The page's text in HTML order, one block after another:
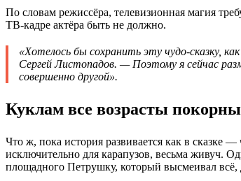
По словам режиссёра, телевизионная магия
ТВ-кадре актёра быть не должно.
«Хотелось бы сохранить эту чудо-сказку,
Сергей Листопадов. — Поэтому я сейчас
совершенно другой».
Куклам все возрасты
Что ж, пока история развивается как в сказке
исключительно для карапузов, весьма живуч.
площадного Петрушку, который высмеивал всё,